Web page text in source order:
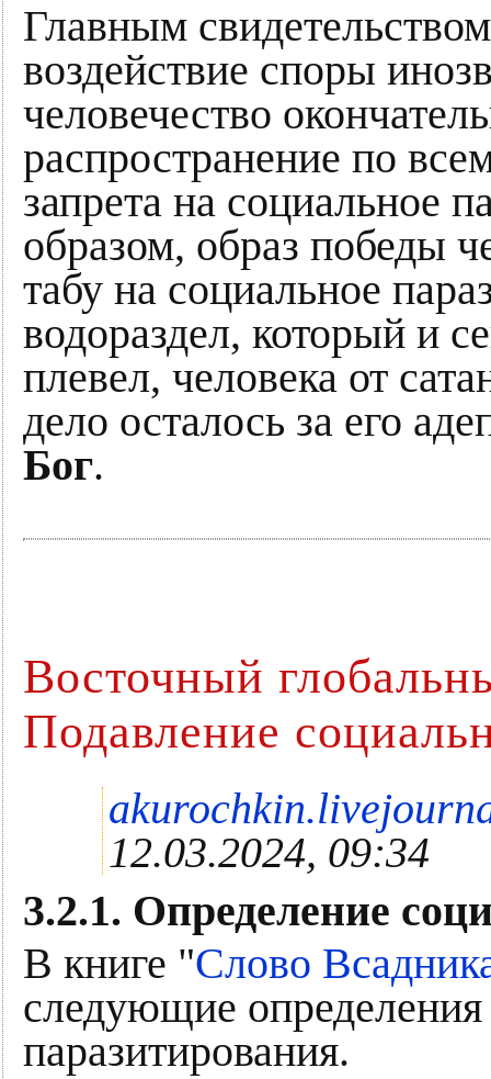
Главным
воздействие споры
человечество
распространение по
запрета на социальное
образом, образ победы
табу на социальное
водораздел, который и
плевел, человека от
дело осталось за его
Бог.
Восточный
Подавление
12.03.2024, 09:34
3.2.1. Определение
В книге "Слово
следующие определения
паразитирования.